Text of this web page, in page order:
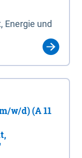
Energie und
w/d) (A 11